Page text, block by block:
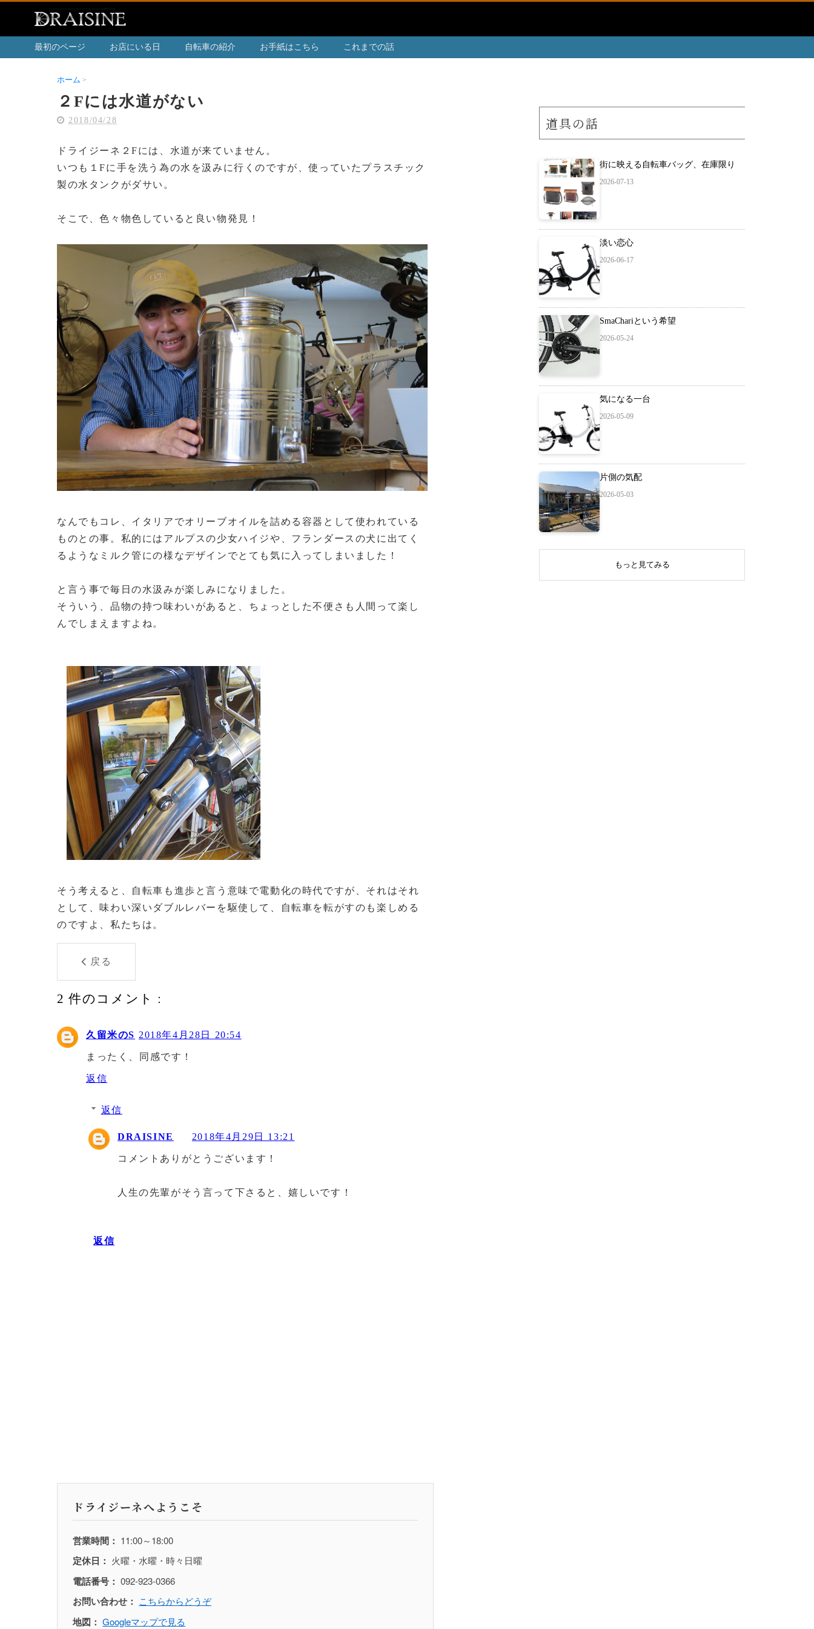
最初のページ お店にいる日 自転車の紹介 お手紙はこちら これまでの話
ホーム
２Fには水道がない
2018/04/28
ドライジーネ２Fには、水道が来ていません。
いつも１Fに手を洗う為の水を汲みに行くのですが、使っていたプラスチック
製の水タンクがダサい。
そこで、色々物色していると良い物発見！
なんでもコレ、イタリアでオリーブオイルを詰める容器として使われている
ものとの事。私的にはアルプスの少女ハイジや、フランダースの犬に出てく
るようなミルク管にの様なデザインでとても気に入ってしまいました！
と言う事で毎日の水汲みが楽しみになりました。
そういう、品物の持つ味わいがあると、ちょっとした不便さも人間って楽し
んでしまえますよね。
そう考えると、自転車も進歩と言う意味で電動化の時代ですが、それはそれ
として、味わい深いダブルレバーを駆使して、自転車を転がすのも楽しめる
のですよ、私たちは。
戻る
2 件のコメント :
久留米のS 2018年4月28日 20:54
まったく、同感です！
返信
返信
DRAISINE 2018年4月29日 13:21
コメントありがとうございます！
人生の先輩がそう言って下さると、嬉しいです！
返信
ドライジーネへようこそ
営業時間： 11:00～18:00
定休日： 火曜・水曜・時々日曜
電話番号： 092-923-0366
お問い合わせ： こちらからどうぞ
地図： Googleマップで見る
道具の話
街に映える自転車バッグ、在庫限り
2026-07-13
淡い恋心
2026-06-17
SmaChariという希望
2026-05-24
気になる一台
2026-05-09
片側の気配
2026-05-03
もっと見てみる